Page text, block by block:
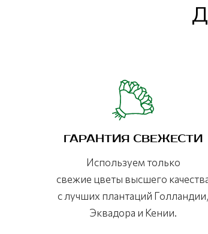
ГАРАНТИЯ СВЕЖЕСТИ
Используем только
свежие цветы высшего
с лучших плантаций Голландии,
Эквадора и Кении.